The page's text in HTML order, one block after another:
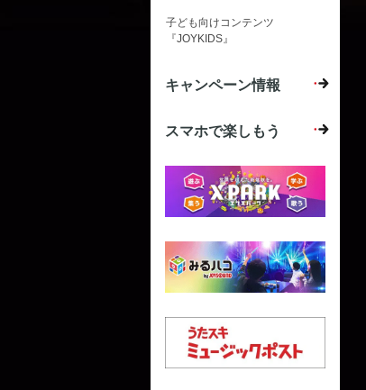
子ども向けコンテンツ
『JOYKIDS』
キャンペーン情報
スマホで楽しもう